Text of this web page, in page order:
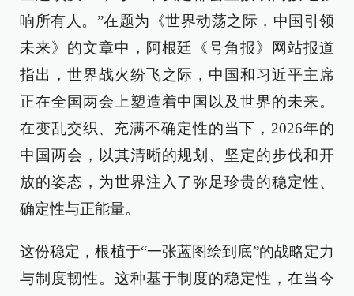
响所有人。”在题为《世界动荡之际，中国引领
未来》的文章中，阿根廷《号角报》网站报道
指出，世界战火纷飞之际，中国和习近平主席
正在全国两会上塑造着中国以及世界的未来。
在变乱交织、充满不确定性的当下，2026年的
中国两会，以其清晰的规划、坚定的步伐和开
放的姿态，为世界注入了弥足珍贵的稳定性、
确定性与正能量。
这份稳定，根植于“一张蓝图绘到底”的战略定力
与制度韧性。这种基于制度的稳定性，在当今